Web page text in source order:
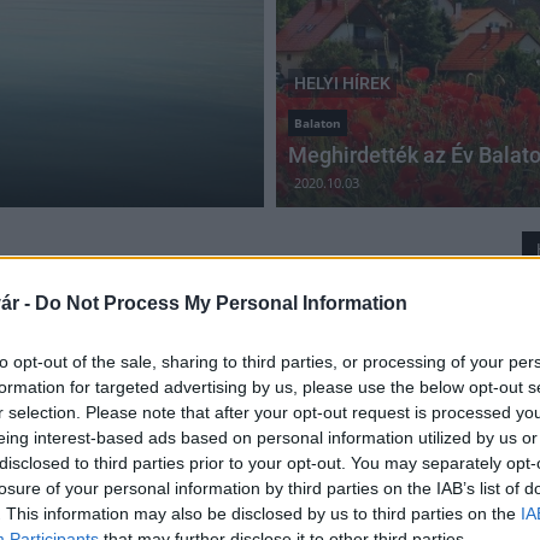
- Do Not Process My Personal Information
opt-out of the sale, sharing to third parties, or processing of your
for targeted advertising by us, please use the below opt-out
selection. Please note that after your opt-out request is processed
interest-based ads based on personal information utilized by us
to third parties prior to your opt-out. You may separately
of your personal information by third parties on the IAB’s list of
This information may also be disclosed by us to third parties on the
HELYI HÍREK
Balaton
Meghirdették az Év
2020.10.03
intézkedések zömét fenntarthatják az
önkormányzatok
2020.04.16
Aktuális